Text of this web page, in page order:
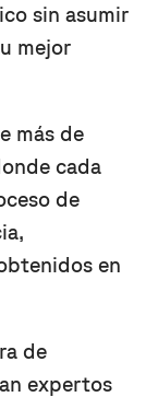
sin asumir
mejor
más de
cada
de
en
de
expertos